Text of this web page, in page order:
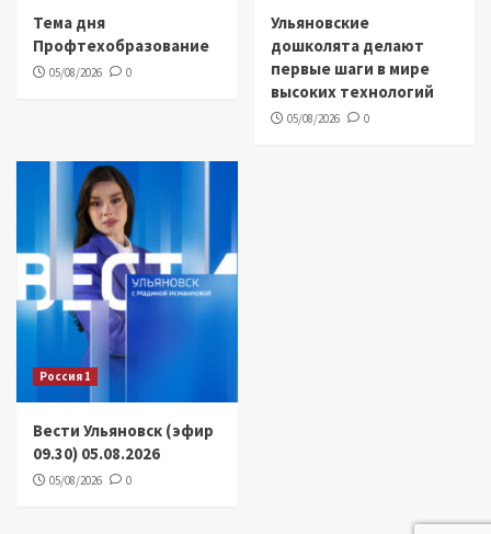
Тема дня
Профтехобразование
05/08/2026 0
Ульяновские
дошколята делают
первые шаги в мире
высоких технологий
05/08/2026 0
Россия 1
Вести Ульяновск (эфир
09.30) 05.08.2026
05/08/2026 0